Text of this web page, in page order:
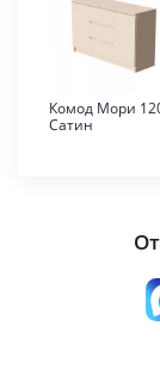
Комод Мори
Сатин